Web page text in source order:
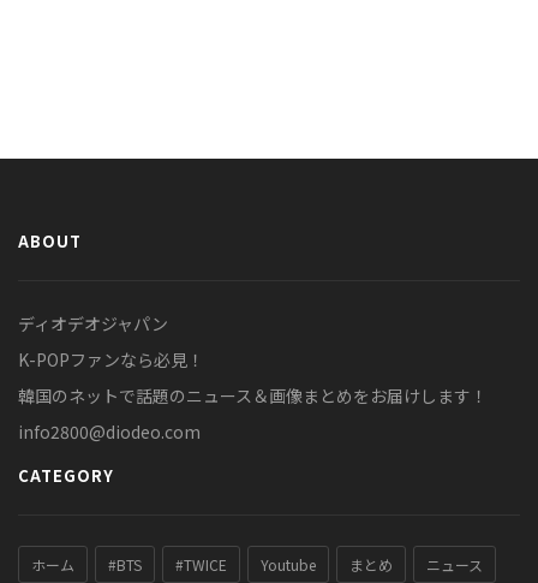
ABOUT
ディオデオジャパン
K-POPファンなら必見！
韓国のネットで話題のニュース＆画像まとめをお届けします！
info2800@diodeo.com
CATEGORY
ホーム #BTS #TWICE Youtube まとめ ニュース